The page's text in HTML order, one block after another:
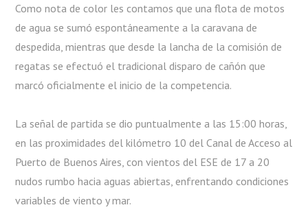
Como nota de color les contamos que una flota de motos
de agua se sumó espontáneamente a la caravana de
despedida, mientras que desde la lancha de la comisión de
regatas se efectuó el tradicional disparo de cañón que
marcó oficialmente el inicio de la competencia.
La señal de partida se dio puntualmente a las 15:00 horas,
en las proximidades del kilómetro 10 del Canal de Acceso al
Puerto de Buenos Aires, con vientos del ESE de 17 a 20
nudos rumbo hacia aguas abiertas, enfrentando condiciones
variables de viento y mar.